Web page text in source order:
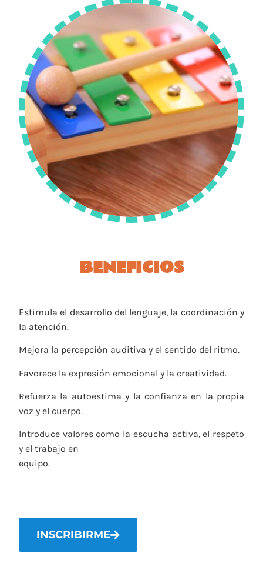
BENEFICIOS
Estimula el desarrollo del lenguaje, la coordinación y
la atención.
Mejora la percepción auditiva y el sentido del ritmo.
Favorece la expresión emocional y la creatividad.
Refuerza la autoestima y la confianza en la propia
voz y el cuerpo.
Introduce valores como la escucha activa, el respeto
y el trabajo en
equipo.
INSCRIBIRME